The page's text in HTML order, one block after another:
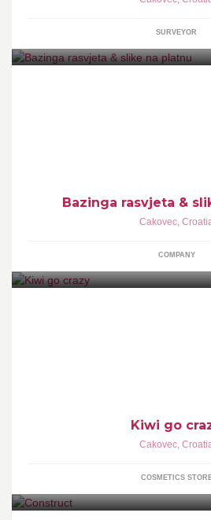
SURVEYOR
Bazinga rasvjeta &
Cakovec,
COMPANY
Kiwi go
Cakovec,
COSMETICS